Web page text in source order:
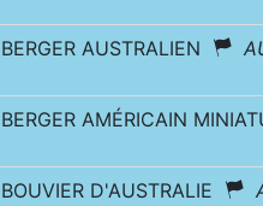
BERGER AUSTRALIEN
BERGER AMÉRICAIN
BOUVIER D'AUSTRALIE